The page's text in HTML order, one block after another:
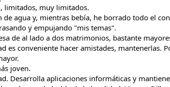
limitados, muy limitados.
agua y, mientras bebía, he borrado todo el
y empujando "mis temas".
de al lado a dos matrimonios, bastante
es conveniente hacer amistades, mantenerlas.
joven.
Desarrolla aplicaciones informáticas y